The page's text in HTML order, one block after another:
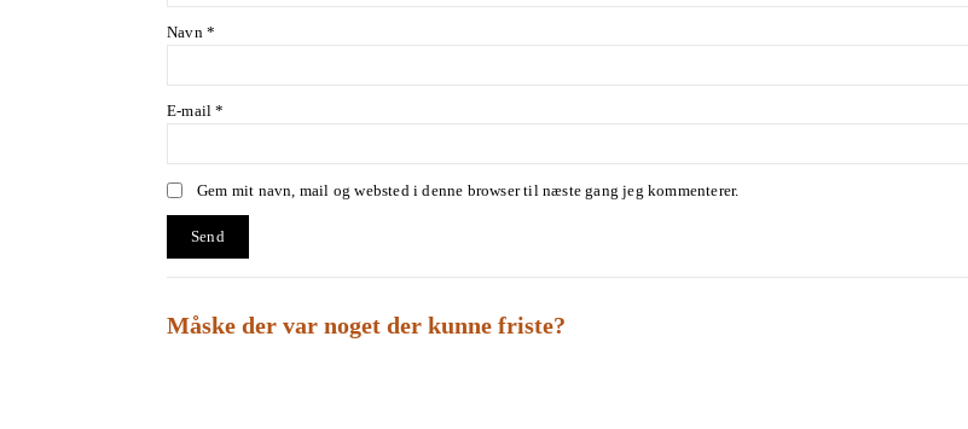
Navn *
E-mail*
Gem mit navn, mail og websted i denne browser til næste gang jeg kommenterer.
Måske der var noget der kunne friste?